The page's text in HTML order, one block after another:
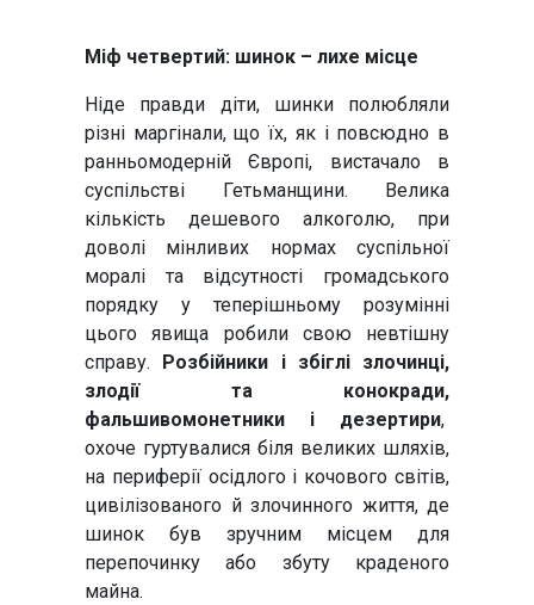
Міф четвертий: шинок – лихе місце
Ніде правди діти, шинки полюбляли
різні маргінали, що їх, як і повсюдно в
ранньомодерній Європі, вистачало в
суспільстві Гетьманщини. Велика
кількість дешевого алкоголю, при
доволі мінливих нормах суспільної
моралі та відсутності громадського
порядку у теперішньому розумінні
цього явища робили свою невтішну
справу. Розбійники і збіглі злочинці,
злодії та конокради,
фальшивомонетники і дезертири,
охоче гуртувалися біля великих шляхів,
на периферії осідлого і кочового світів,
цивілізованого й злочинного життя, де
шинок був зручним місцем для
перепочинку або збуту краденого
майна.